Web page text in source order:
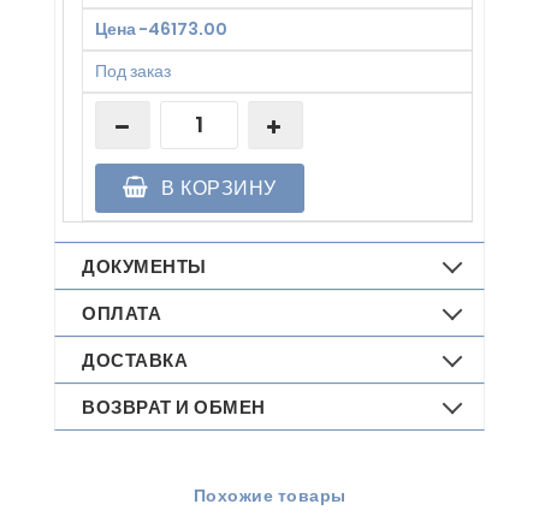
Цена-46173.00
Под заказ
В КОРЗИНУ
ДОКУМЕНТЫ
ОПЛАТА
ДОСТАВКА
ВОЗВРАТ И ОБМЕН
Похожие товары